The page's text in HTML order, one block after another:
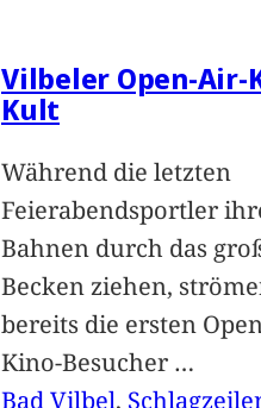
Vilbeler Open-Air-
Kult
Während die letzten
Feierabendsportler
Bahnen durch das
Becken ziehen,
bereits die ersten
Kino-Besucher …
Bad Vilbel,